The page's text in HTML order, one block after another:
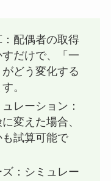
：配偶者の取得
だけで、「一
どう変化する
。
レーション：
変えた場合、
試算可能で
：シミュレー